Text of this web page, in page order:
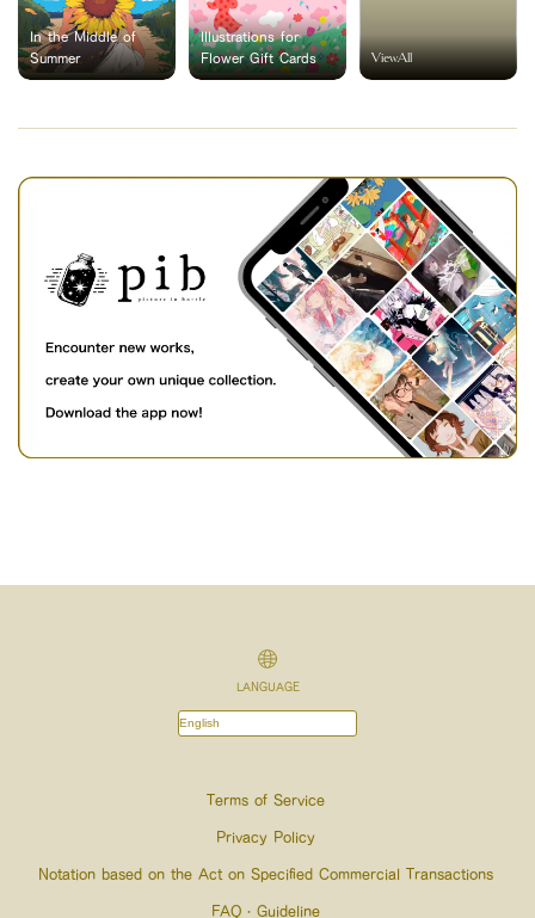
In the Middle of
Summer
Illustrations for
Flower Gift Cards
ViewAll
LANGUAGE
Terms of Service
Privacy Policy
Notation based on the Act on Specified Commercial Transactions
FAQ・Guideline